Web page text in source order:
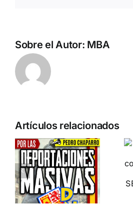
Sobre el Autor: MBA
Artículos relacionados
Acto en
Barcelona:
España y
Serbia
contra el
separatismo
globalista